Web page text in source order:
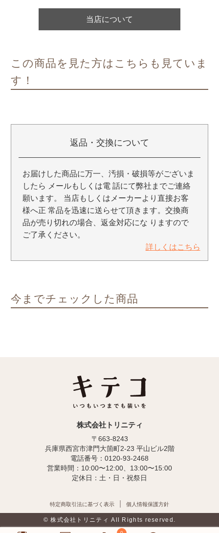
当店について
この商品を見た方はこちらも見ていま
す！
返品・交換について
お届けした商品に万一、汚損・破損等がございま
したら メールもしくは電 話にて弊社までご連絡
願います。 当店もしくはメーカーより直接お客
様へ正 常品を迅速に送らせて頂きます。交換商
品が売り切れの場合、返金対応にな りますので
ご了承ください。
詳しくはこちら
今までチェックした商品
株式会社トリニティ
〒663-8243
兵庫県西宮市津門大箇町2-23 平山ビル2階
電話番号：0120-93-2468
営業時間：10:00〜12:00、13:00〜15:00
定休日：土・日・祝祭日
特定商取引法に基づく表示 個人情報保護方針
© 株式会社トリニティ All Rights reserved.